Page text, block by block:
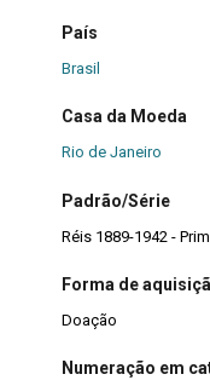
País
Brasil
Casa da Moeda
Rio de Janeiro
Padrão/Série
Réis 1889-1942 -
Forma de
Doação
Numeração em